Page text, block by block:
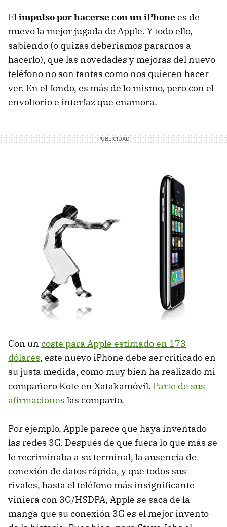
Elimpulso por hacerse con un iPhonees de
nuevo la mejor jugada de Apple. Y todo ello,
sabiendo (o quizás deberiamos pararnos a
hacerlo), que las novedades y mejoras del nuevo
teléfono no son tantas como nos quieren hacer
ver. En el fondo, es más de lo mismo, pero con el
envoltorio e interfaz que enamora.
Con un coste para Apple estimado en 173
dólares, este nuevo iPhone debe ser criticado en
su justa medida, como muy bien ha realizado mi
compañero Kote en Xatakamóvil. Parte de sus
afirmaciones las comparto.
Por ejemplo, Apple parece que haya inventado
las redes 3G. Después de que fuera lo que más se
le recriminaba a su terminal, la ausencia de
conexión de datos rápida, y que todos sus
rivales, hasta el teléfono más insignificante
viniera con 3G/HSDPA, Apple se saca de la
manga que su conexión 3G es el mejor invento